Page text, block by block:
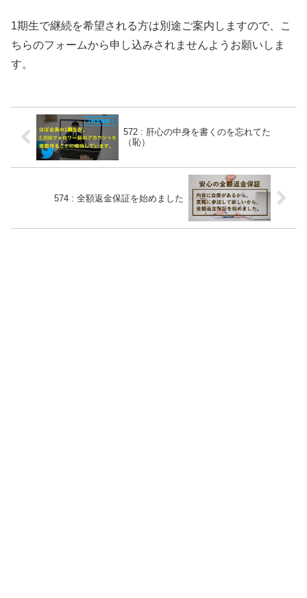
1期生で継続を希望される方は別途ご案内しますので、こ
ちらのフォームから申し込みされませんようお願いしま
す。
572 : 肝心の中身を書くのを忘れてた
（恥）
574 : 全額返金保証を始めました